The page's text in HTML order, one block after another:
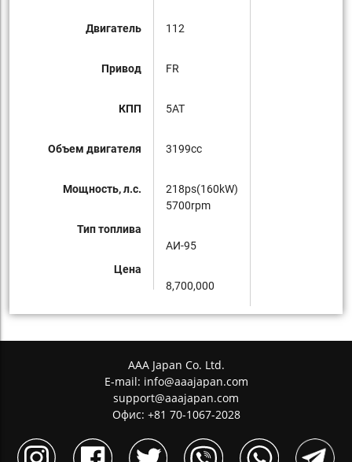
Двигатель
Привод
КПП
Объем двигателя
Мощность, л.с.
Тип топлива
Цена
112
FR
5AT
3199cc
218ps(160kW)
5700rpm
AИ-95
8,700,000
AAA Japan Co. Ltd.
E-mail: info@aaajapan.com
support@aaajapan.com
Офис: +81 70-1067-2028